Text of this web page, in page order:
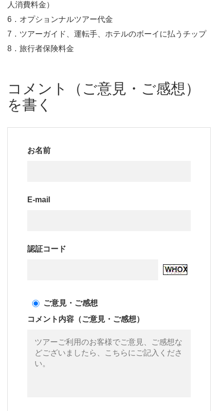
人消費料金）
6．オプションナルツアー代金
7．ツアーガイド、運転手、ホテルのボーイに払うチップ
8．旅行者保険料金
コメント（ご意見・ご感想）
を書く
お名前
E-mail
認証コード
ご意見・ご感想
コメント内容（ご意見・ご感想）